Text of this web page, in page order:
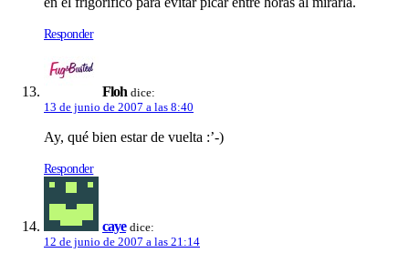
Responder
Floh dice:
13 de junio de 2007 a las 8:40
Ay, qué bien estar de vuelta :’-)
Responder
caye dice:
12 de junio de 2007 a las 21:14